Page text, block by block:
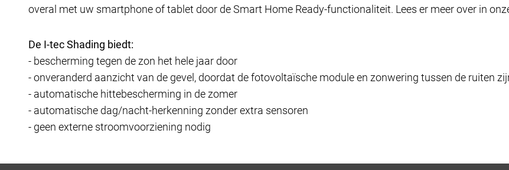
overal met uw smartphone of tablet door de Smart Home Ready-functionaliteit. Lees er meer over in
De I-tec Shading biedt:
- bescherming tegen de zon het hele jaar door
- onveranderd aanzicht van de gevel, doordat de fotovoltaïsche module en zonwering tussen de ruiten
- automatische hittebescherming in de zomer
- automatische dag/nacht-herkenning zonder extra sensoren
- geen externe stroomvoorziening nodig